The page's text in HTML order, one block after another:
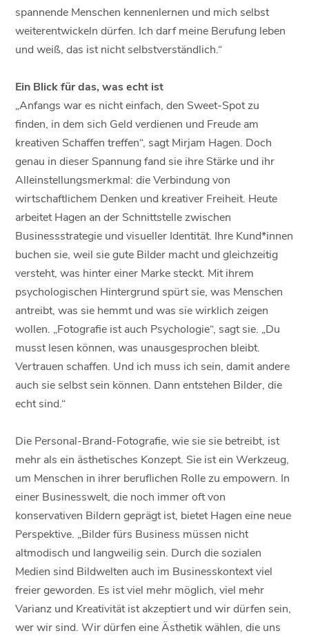
spannende Menschen kennenlernen und mich selbst
weiterentwickeln dürfen. Ich darf meine Berufung leben
und weiß, das ist nicht selbstverständlich.“
Ein Blick für das, was echt ist
„Anfangs war es nicht einfach, den Sweet-Spot zu
finden, in dem sich Geld verdienen und Freude am
kreativen Schaffen treffen“, sagt Mirjam Hagen. Doch
genau in dieser Spannung fand sie ihre Stärke und ihr
Alleinstellungsmerkmal: die Verbindung von
wirtschaftlichem Denken und kreativer Freiheit. Heute
arbeitet Hagen an der Schnittstelle zwischen
Businessstrategie und visueller Identität. Ihre Kund*innen
buchen sie, weil sie gute Bilder macht und gleichzeitig
versteht, was hinter einer Marke steckt. Mit ihrem
psychologischen Hintergrund spürt sie, was Menschen
antreibt, was sie hemmt und was sie wirklich zeigen
wollen. „Fotografie ist auch Psychologie“, sagt sie. „Du
musst lesen können, was unausgesprochen bleibt.
Vertrauen schaffen. Und ich muss ich sein, damit andere
auch sie selbst sein können. Dann entstehen Bilder, die
echt sind.“
Die Personal-Brand-Fotografie, wie sie sie betreibt, ist
mehr als ein ästhetisches Konzept. Sie ist ein Werkzeug,
um Menschen in ihrer beruflichen Rolle zu empowern. In
einer Businesswelt, die noch immer oft von
konservativen Bildern geprägt ist, bietet Hagen eine neue
Perspektive. „Bilder fürs Business müssen nicht
altmodisch und langweilig sein. Durch die sozialen
Medien sind Bildwelten auch im Businesskontext viel
freier geworden. Es ist viel mehr möglich, viel mehr
Varianz und Kreativität ist akzeptiert und wir dürfen sein,
wer wir sind. Wir dürfen eine Ästhetik wählen, die uns